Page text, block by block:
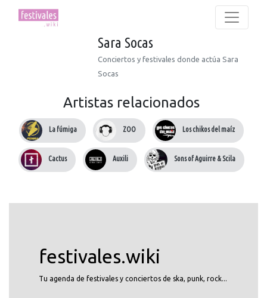
Sara Socas
Conciertos y festivales donde actúa Sara
Socas
Artistas relacionados
La fúmiga ZOO Los chikos del maíz
Cactus Auxili Sons of Aguirre & Scila
festivales.wiki
Tu agenda de festivales y conciertos de ska, punk, rock...